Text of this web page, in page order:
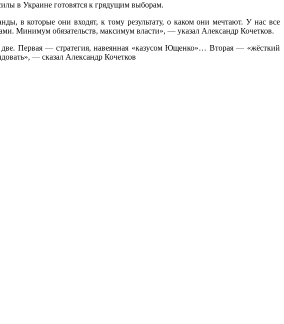
в Украине готовятся к грядущим выборам.
в которые они входят, к тому результату, о каком они мечтают. У нас все
Минимум обязательств, максимум власти», — указал Александр Кочетков.
Первая — стратегия, навеянная «казусом Ющенко»… Вторая — «жёсткий
— сказал Александр Кочетков